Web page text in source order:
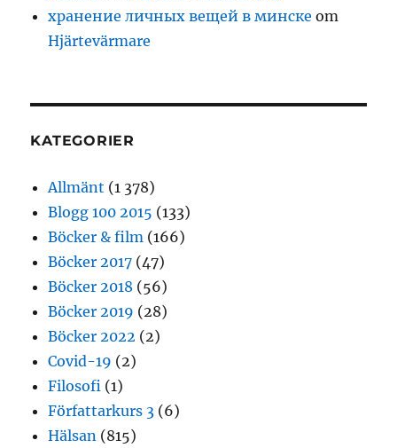
хранение личных вещей в минске om
Hjärtevärmare
KATEGORIER
Allmänt (1 378)
Blogg 100 2015 (133)
Böcker & film (166)
Böcker 2017 (47)
Böcker 2018 (56)
Böcker 2019 (28)
Böcker 2022 (2)
Covid-19 (2)
Filosofi (1)
Författarkurs 3 (6)
Hälsan (815)